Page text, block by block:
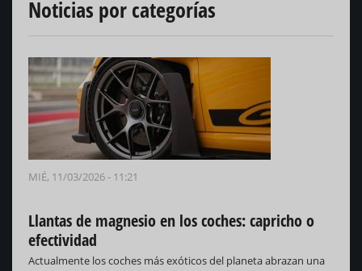
Noticias por categorías
MIÉ, 11/03/2026 - 11:21
Llantas de magnesio en los coches: capricho o
efectividad
Actualmente los coches más exóticos del planeta abrazan una